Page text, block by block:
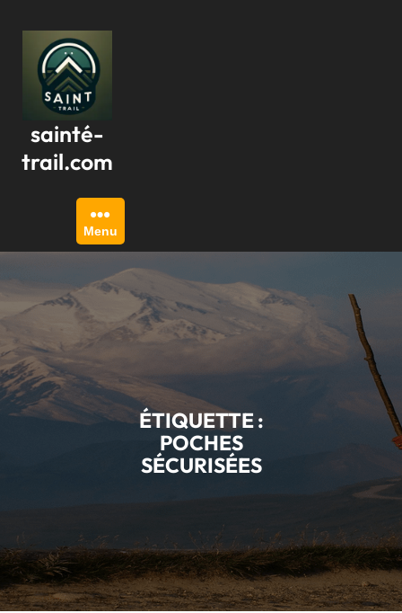
contenu
sainté-
trail.com
Menu
ÉTIQUETTE :
POCHES
SÉCURISÉES